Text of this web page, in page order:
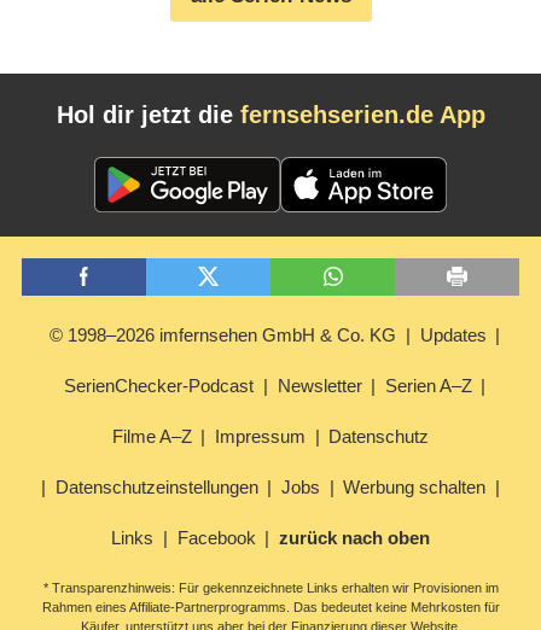
Hol dir jetzt die fernsehserien.de App
© 1998–2026 imfernsehen GmbH & Co. KG Updates
SerienChecker-Podcast Newsletter Serien A–Z
Filme A–Z Impressum Datenschutz
Datenschutzeinstellungen Jobs Werbung schalten
Links Facebook zurück nach oben
* Transparenzhinweis: Für gekennzeichnete Links erhalten wir Provisionen im
Rahmen eines Affiliate-Partnerprogramms. Das bedeutet keine Mehrkosten für
Käufer, unterstützt uns aber bei der Finanzierung dieser Website.